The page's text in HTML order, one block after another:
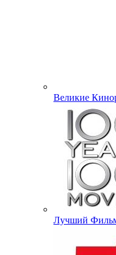
Великие
Лучший